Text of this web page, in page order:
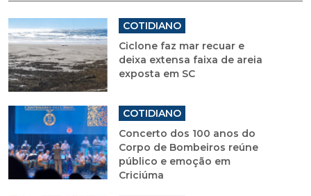
COTIDIANO
Ciclone faz mar recuar e
deixa extensa faixa de areia
exposta em SC
COTIDIANO
Concerto dos 100 anos do
Corpo de Bombeiros reúne
público e emoção em
Criciúma